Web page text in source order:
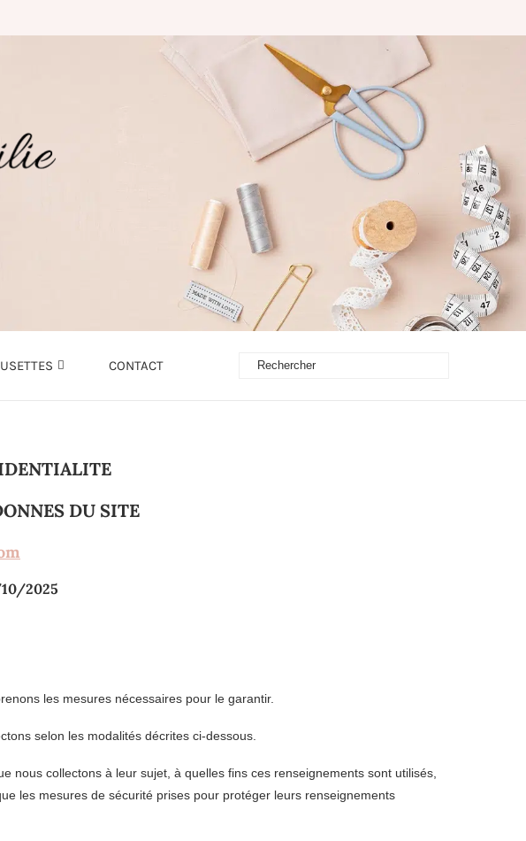
CONTACT
DU SITE
2025
les mesures nécessaires pour le garantir.
selon les modalités décrites ci-dessous.
nous collectons à leur sujet, à quelles fins ces renseignements sont utilisés,
les mesures de sécurité prises pour protéger leurs renseignements